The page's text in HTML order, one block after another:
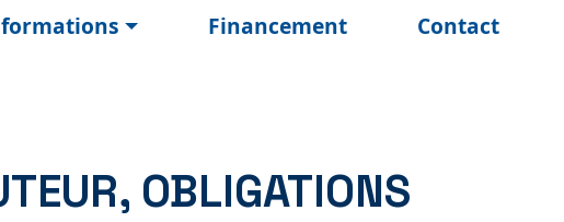
Financement Contact
OBLIGATIONS